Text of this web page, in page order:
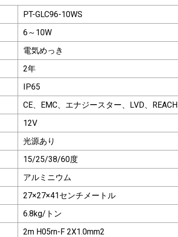
PT-GLC96-10WS
6～10W
電気めっき
2年
IP65
CE、EMC、エナジースター、LVD、
12V
光源あり
15/25/38/60度
アルミニウム
27×27×41センチメートル
6.8kg/トン
2m H05rn-F 2X1.0mm2